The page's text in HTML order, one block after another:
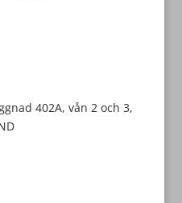
402A, vån 2 och 3,